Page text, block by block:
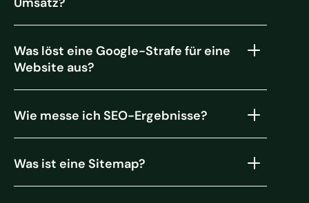
Was löst eine Google-Strafe für eine
Website aus?
Wie messe ich SEO-Ergebnisse?
Was ist eine Sitemap?